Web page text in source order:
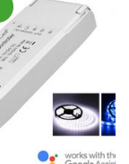
AGGIUNGI
ALLA
LISTA DEI
DESIDERI